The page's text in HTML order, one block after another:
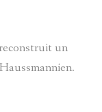
un